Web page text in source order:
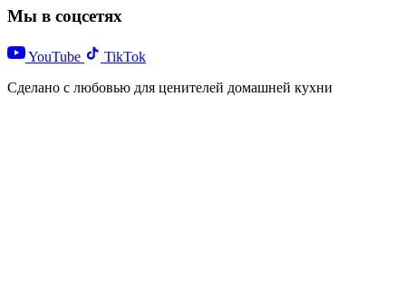
Мы в соцсетях
YouTube
TikTok
Сделано с любовью для ценителей домашней кухни